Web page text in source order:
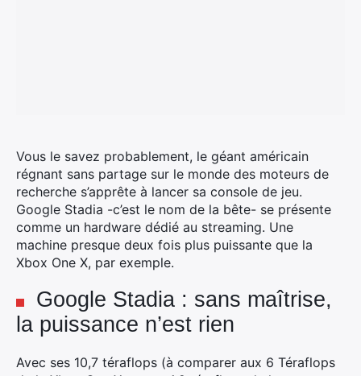
Vous le savez probablement, le géant américain
régnant sans partage sur le monde des moteurs de
recherche s’apprête à lancer sa console de jeu.
Google Stadia -c’est le nom de la bête- se présente
comme un hardware dédié au streaming. Une
machine presque deux fois plus puissante que la
Xbox One X, par exemple.
Google Stadia : sans maîtrise,
la puissance n’est rien
Avec ses 10,7 téraflops (à comparer aux 6 Téraflops